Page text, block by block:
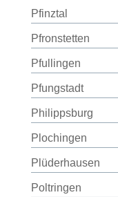
Pfinztal
Pfronstetten
Pfullingen
Pfungstadt
Philippsburg
Plochingen
Plüderhausen
Poltringen